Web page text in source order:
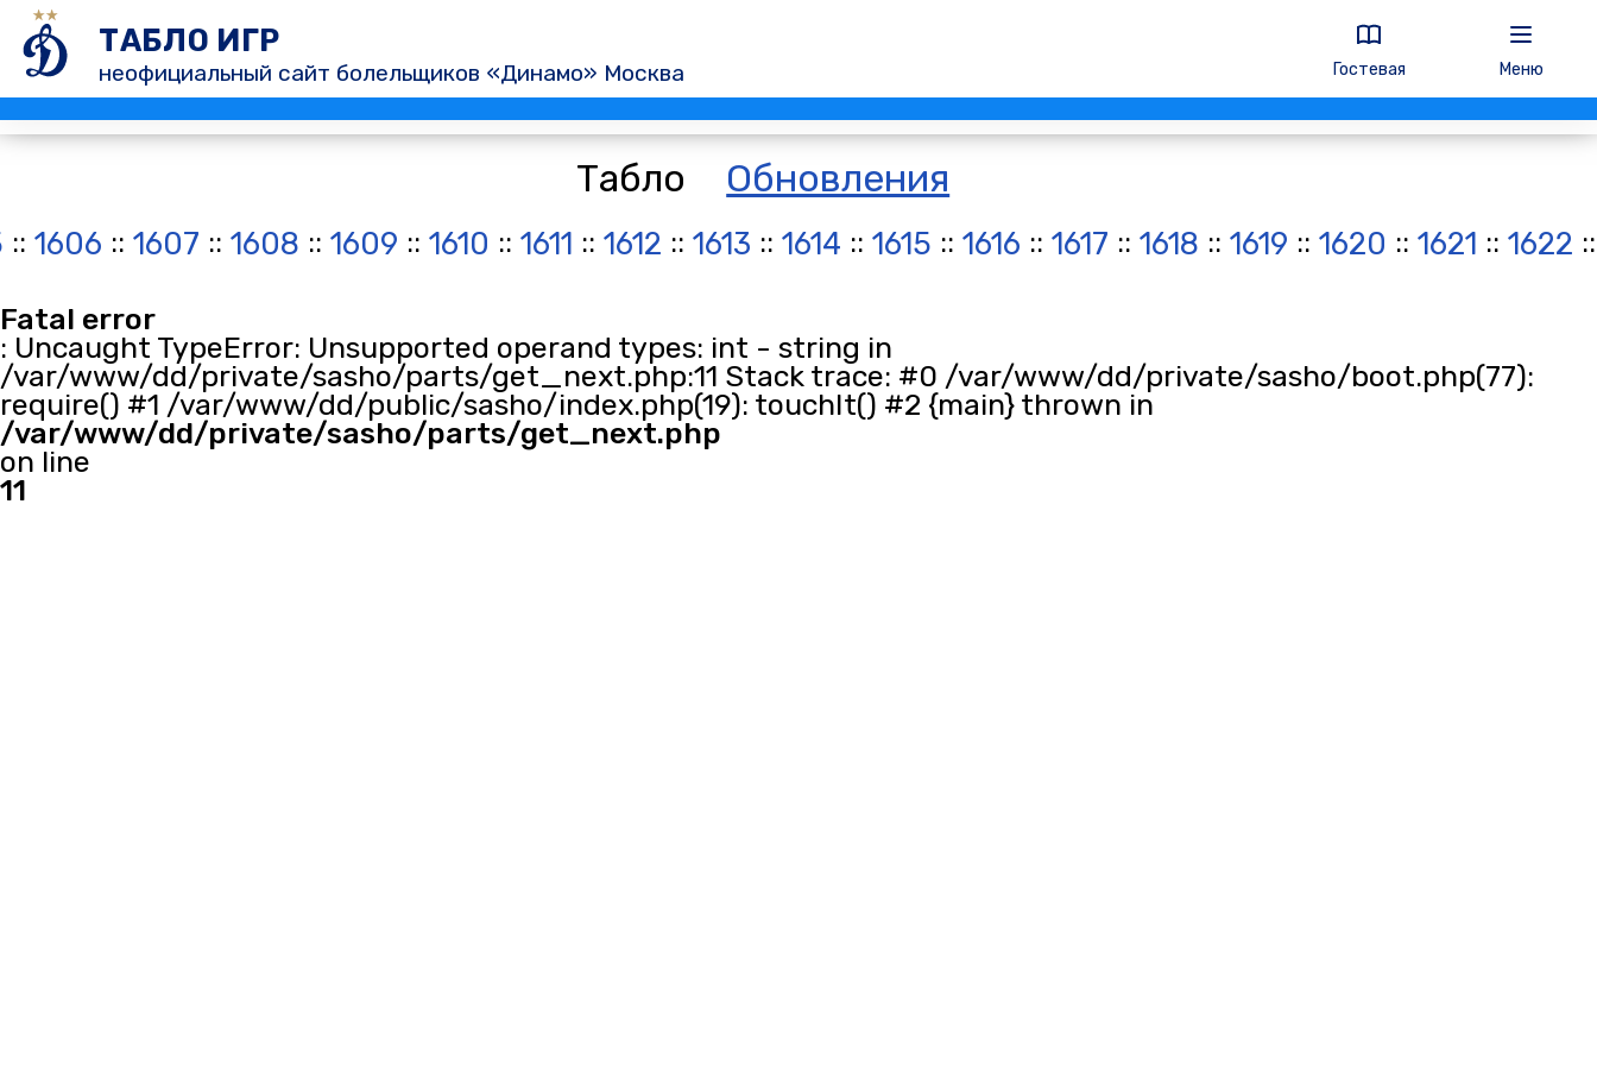
ТАБЛО ИГР
неофициальный сайт болельщиков «Динамо» Москва Гостевая Меню
Табло Обновления
:: 1606 :: 1607 :: 1608 :: 1609 :: 1610 :: 1611 :: 1612 :: 1613 :: 1614 :: 1615 :: 1616 :: 1617 :: 1618 :: 1619 :: 1620 :: 1621 :: 1622
Fatal error
: Uncaught TypeError: Unsupported operand types: int - string in
/var/www/dd/private/sasho/parts/get_next.php:11 Stack trace: #0 /var/www/dd/private/sasho/boot.php(77):
require() #1 /var/www/dd/public/sasho/index.php(19): touchIt() #2 {main} thrown in
/var/www/dd/private/sasho/parts/get_next.php
on line
11